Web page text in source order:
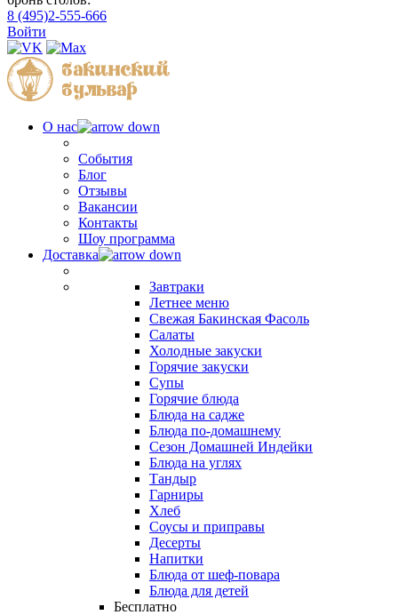
8 (495)2-555-666
Войти
О нас
События
Блог
Отзывы
Вакансии
Контакты
Шоу программа
Доставка
Завтраки
Летнее меню
Свежая Бакинская Фасоль
Салаты
Холодные закуски
Горячие закуски
Супы
Горячие блюда
Блюда на садже
Блюда по-домашнему
Сезон Домашней Индейки
Блюда на углях
Тандыр
Гарниры
Хлеб
Соусы и приправы
Десерты
Напитки
Блюда от шеф-повара
Блюда для детей
Бесплатно